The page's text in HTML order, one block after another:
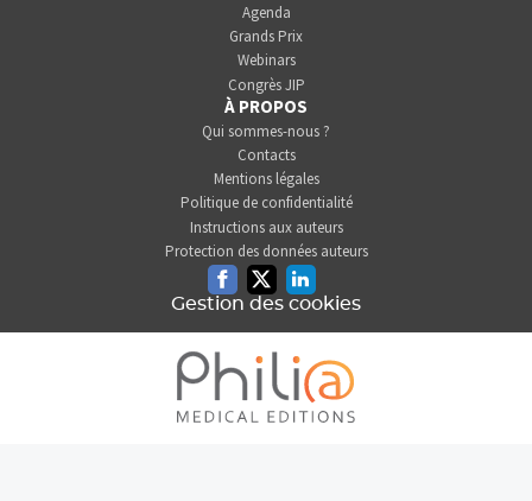
Agenda
Grands Prix
Webinars
Congrès JIP
À PROPOS
Qui sommes-nous ?
Contacts
Mentions légales
Politique de confidentialité
Instructions aux auteurs
Protection des données auteurs
FacebookTwitterLinkedin
Gestion des cookies